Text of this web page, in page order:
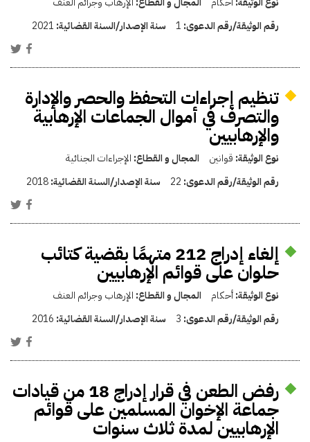
رقم الوثيقة/رقم الدعوى: 1 سنة الإصدار/السنة القضائية: 2021
تنظيم إجراءات التحفظ والحصر والإدارة
والتصرف في أموال الجماعات الإرهابية
والإرهابيين
نوع الوثيقة: قوانين المجال و القطاع: الإجراءات الجنائية
رقم الوثيقة/رقم الدعوى: 22 سنة الإصدار/السنة القضائية:2018
إلغاء إدراج 212 متهمًا بقضية كتائب
حلوان على قوائم الإرهابيين
نوع الوثيقة:أحكام المجال و القطاع: الإرهاب وجرائم العنف
رقم الوثيقة/رقم الدعوى: 3 سنة الإصدار/السنة القضائية: 2016
رفض الطعن في قرار إدراج 18 من قيادات
جماعة الإخوان المسلمين على قوائم
الإرهابيين لمدة ثلاث سنوات